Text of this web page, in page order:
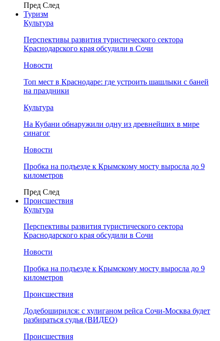
Пред След
Туризм
Культура
Перспективы развития туристического сектора
Краснодарского края обсудили в Сочи
Новости
Топ мест в Краснодаре: где устроить шашлыки с баней
на праздники
Культура
На Кубани обнаружили одну из древнейших в мире
синагог
Новости
Пробка на подъезде к Крымскому мосту выросла до 9
километров
Пред След
Происшествия
Культура
Перспективы развития туристического сектора
Краснодарского края обсудили в Сочи
Новости
Пробка на подъезде к Крымскому мосту выросла до 9
километров
Происшествия
Додебоширился: с хулиганом рейса Сочи-Москва будет
разбираться судья (ВИДЕО)
Происшествия